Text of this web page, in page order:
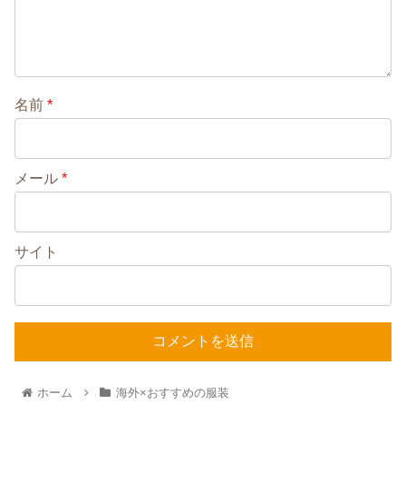
名前 *
メール *
サイト
ホーム 海外×おすすめの服装